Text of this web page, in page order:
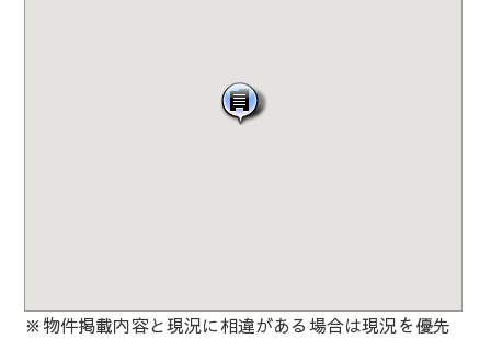
※物件掲載内容と現況に相違がある場合は現況を優先